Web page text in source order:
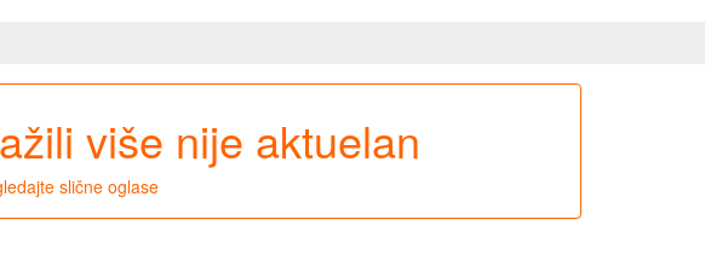
više nije aktuelan
slične oglase